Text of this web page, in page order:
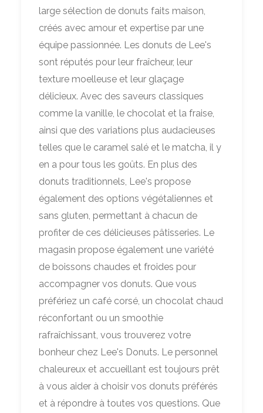
large sélection de donuts faits maison,
créés avec amour et expertise par une
équipe passionnée. Les donuts de Lee's
sont réputés pour leur fraîcheur, leur
texture moelleuse et leur glaçage
délicieux. Avec des saveurs classiques
comme la vanille, le chocolat et la fraise,
ainsi que des variations plus audacieuses
telles que le caramel salé et le matcha, il y
en a pour tous les goûts. En plus des
donuts traditionnels, Lee's propose
également des options végétaliennes et
sans gluten, permettant à chacun de
profiter de ces délicieuses pâtisseries. Le
magasin propose également une variété
de boissons chaudes et froides pour
accompagner vos donuts. Que vous
préfériez un café corsé, un chocolat chaud
réconfortant ou un smoothie
rafraîchissant, vous trouverez votre
bonheur chez Lee's Donuts. Le personnel
chaleureux et accueillant est toujours prêt
à vous aider à choisir vos donuts préférés
et à répondre à toutes vos questions. Que